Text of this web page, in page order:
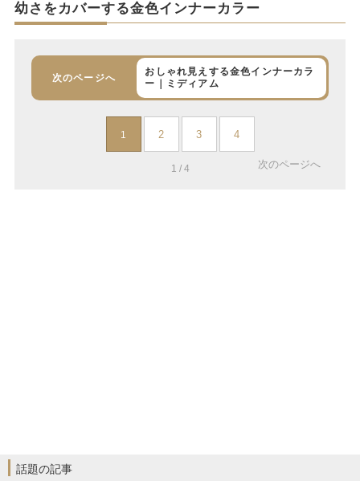
幼さをカバーする金色インナーカラー
次のページへ
おしゃれ見えする金色インナーカラ
ー｜ミディアム
1 2 3 4
1 / 4 次のページへ
話題の記事